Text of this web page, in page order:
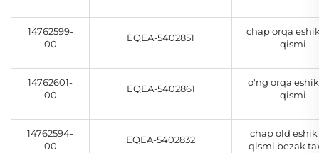
14762599-
00
EQEA-5402851
chap orqa
qismi
14762601-
00
EQEA-5402861
o'ng orqa
qismi
14762594-
00
EQEA-5402832
chap old eshik
qismi bezak